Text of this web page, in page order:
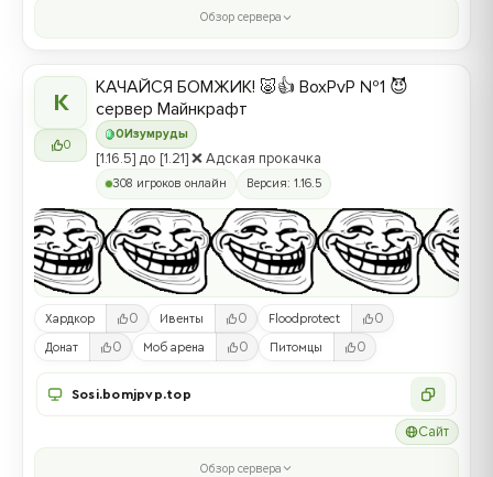
Обзор сервера
К
0
0 Изумруды
КАЧАЙСЯ БОМЖИК! 🐷👍 BoxPvP №1 😈
сервер Майнкрафт
[1.16.5] до [1.21] ❌ Адская прокачка
308 игроков онлайн Версия: 1.16.5
Хардкор 0 Ивенты 0 Floodprotect 0
Донат 0 Моб арена 0 Питомцы 0
Sosi.bomjpvp.top
Сайт
Обзор сервера